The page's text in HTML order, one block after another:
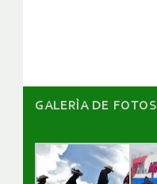
GALERÌA DE FOTOS